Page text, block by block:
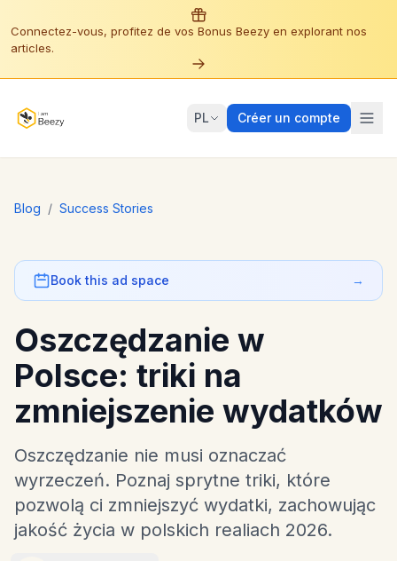
Connectez-vous, profitez de vos Bonus Beezy en explorant nos
articles.
PL Créer un compte
Blog / Success Stories
Book this ad space →
Oszczędzanie w
Polsce: triki na
zmniejszenie wydatków
Oszczędzanie nie musi oznaczać
wyrzeczeń. Poznaj sprytne triki, które
pozwolą ci zmniejszyć wydatki, zachowując
jakość życia w polskich realiach 2026.